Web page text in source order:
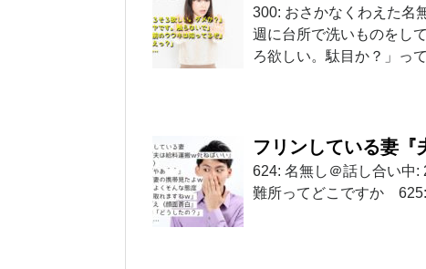
300: おさかなくわえた名
週に台所で洗いものをし
ろ欲しい。駄目か？」っ
フリンしている妻
624: 名無し＠話し合い中:
難所ってどこですか 625: